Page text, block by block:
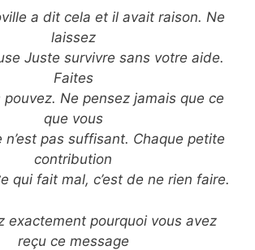
a dit cela et il avait raison. Ne
laissez
Juste survivre sans votre aide.
Faites
pouvez. Ne pensez jamais que ce
que vous
n’est pas suffisant. Chaque petite
contribution
qui fait mal, c’est de ne rien faire.
exactement pourquoi vous avez
reçu ce message